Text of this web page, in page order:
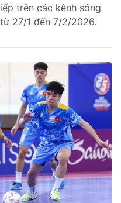
trên các kênh sóng
27/1 đến 7/2/2026.